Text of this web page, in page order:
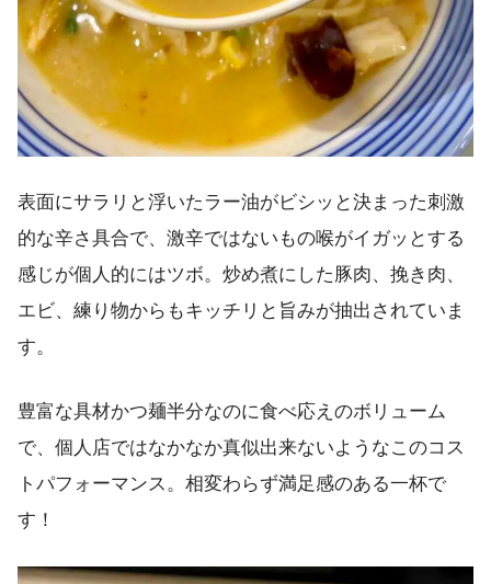
表面にサラリと浮いたラー油がビシッと決まった刺激
的な辛さ具合で、激辛ではないもの喉がイガッとする
感じが個人的にはツボ。炒め煮にした豚肉、挽き肉、
エビ、練り物からもキッチリと旨みが抽出されていま
す。
豊富な具材かつ麺半分なのに食べ応えのボリューム
で、個人店ではなかなか真似出来ないようなこのコス
トパフォーマンス。相変わらず満足感のある一杯で
す！